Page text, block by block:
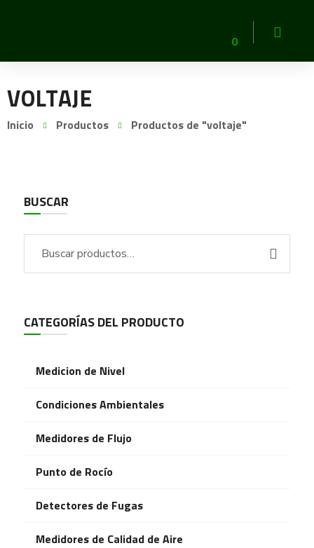
0
VOLTAJE
Inicio Productos Productos de "voltaje"
BUSCAR
CATEGORÍAS DEL PRODUCTO
Medicion de Nivel
Condiciones Ambientales
Medidores de Flujo
Punto de Rocío
Detectores de Fugas
Medidores de Calidad de Aire